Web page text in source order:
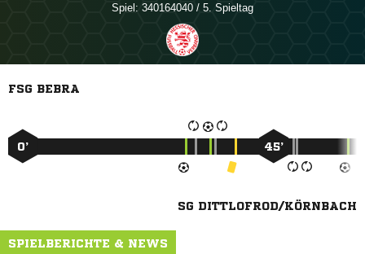
Spiel: 340164040 / 5. Spieltag
FSG BEBRA
0’ 45’
SG DITTLOFROD/KÖRNBACH
SPIELBERICHTE & NEWS